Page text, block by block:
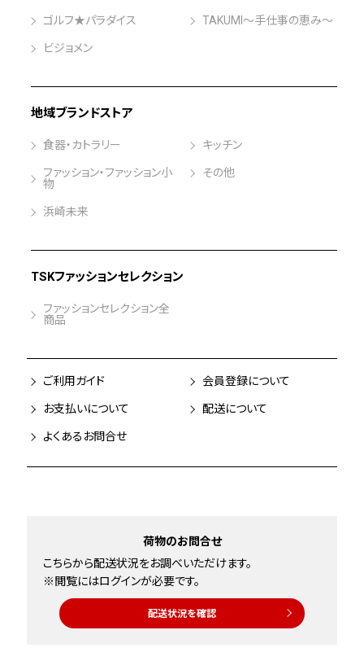
ゴルフ★パラダイス TAKUMI～手仕事の恵み～
ビジョメン
地域ブランドストア
食器・カトラリー キッチン
ファッション・ファッション小
物
その他
浜崎未来
TSKファッションセレクション
ファッションセレクション全
商品
ご利用ガイド 会員登録について
お支払いについて 配送について
よくあるお問合せ
荷物のお問合せ
こちらから配送状況をお調べいただけます。
※閲覧にはログインが必要です。
配送状況を確認